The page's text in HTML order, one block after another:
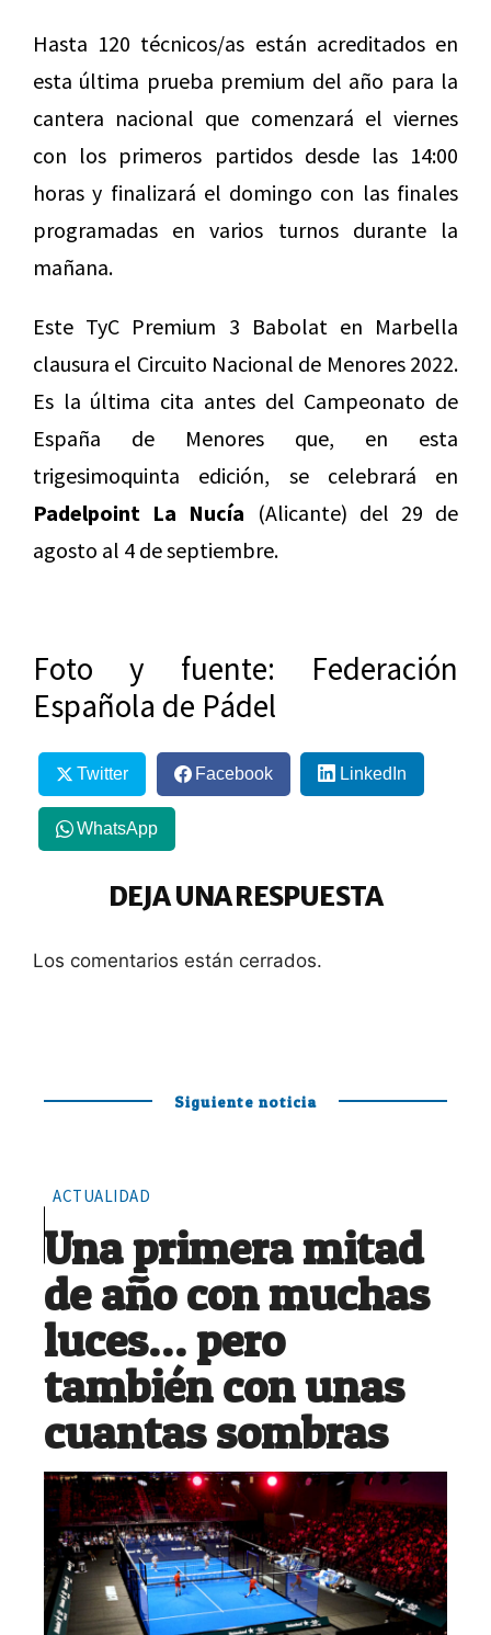
Hasta 120 técnicos/as están acreditados en
esta última prueba premium del año para la
cantera nacional que comenzará el viernes
con los primeros partidos desde las 14:00
horas y finalizará el domingo con las finales
programadas en varios turnos durante la
mañana.
Este TyC Premium 3 Babolat en Marbella
clausura el Circuito Nacional de Menores 2022.
Es la última cita antes del Campeonato de
España de Menores que, en esta
trigesimoquinta edición, se celebrará en
Padelpoint La Nucía (Alicante) del 29 de
agosto al 4 de septiembre.
Foto y fuente: Federación
Española de Pádel
Twitter Facebook LinkedIn
WhatsApp
DEJA UNA RESPUESTA
Los comentarios están cerrados.
Siguiente noticia
ACTUALIDAD
Una primera mitad
de año con muchas
luces… pero
también con unas
cuantas sombras